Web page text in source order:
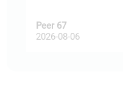
Peer 67
2026-08-06